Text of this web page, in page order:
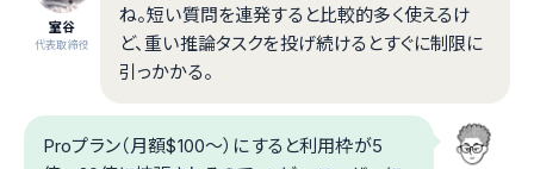
室谷
代表取締役
ね。短い質問を連発すると比較的多く使えるけ
ど、重い推論タスクを投げ続けるとすぐに制限に
引っかかる。
Proプラン（月額$100〜）にすると利用枠が5